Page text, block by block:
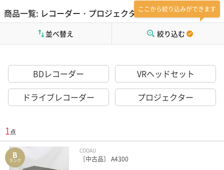
商品一覧: レコーダー・プロジェクターここから絞り込みができます
絞り込む
並べ替え
BDレコーダー
VRヘッドセット
ドライブレコーダー
プロジェクター
1点
B
ランク
COOAU
〔中古品〕 A4300